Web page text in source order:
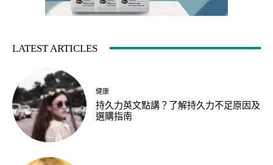
LATEST ARTICLES
健康
持久力英文點講？了解持久力不足原因及
選購指南